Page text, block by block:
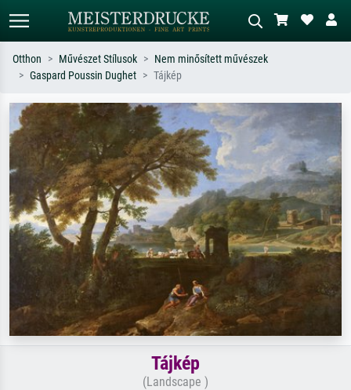
Keressen művész, műcím vagy stílus
szerint – pl. Monet, Csillagos éj,
impresszionizmus, Hokusai-hullám,
akt.
Írja le a jelenetet – pl. zöld rét, sok
piros absztrakt, sötét olajkép, álló akt
egy fa mellett.
Otthon Művészet Stílusok
Nem minősített művészek
Gaspard Poussin Dughet
Tájkép
Tájkép
(Landscape )